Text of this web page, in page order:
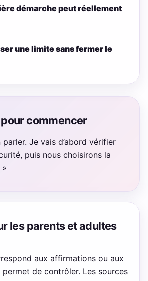
démarche peut réellement
une limite sans fermer le
commencer
parler. Je vais d’abord vérifier
puis nous choisirons la
les parents et adultes
aux affirmations ou aux
permet de contrôler. Les sources